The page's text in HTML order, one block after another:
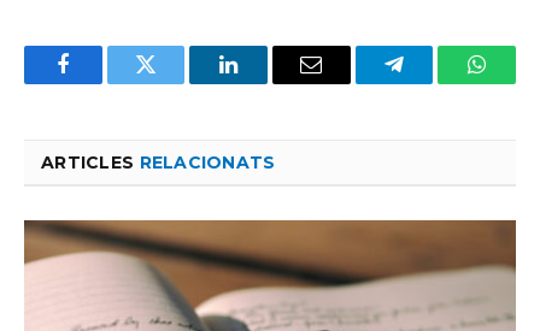
FacebookTwitter LinkedInEmail Telegram
ARTICLES RELACIONATS